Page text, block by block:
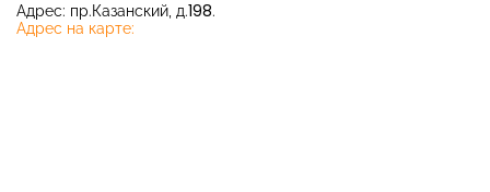
Адрес: пр.Казанский, д.198.
Адрес на карте: